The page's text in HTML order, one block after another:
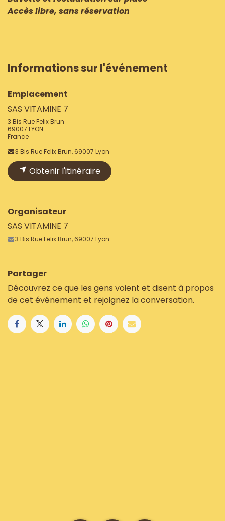
Accès libre, sans réservation
Informations sur l'événement
Emplacement
SAS VITAMINE 7
3 Bis Rue Felix Brun
69007 LYON
France
3 Bis Rue Felix Brun, 69007 Lyon
Obtenir l'itinéraire
Organisateur
SAS VITAMINE 7
3 Bis Rue Felix Brun, 69007 Lyon
Partager
Découvrez ce que les gens voient et disent à propos
de cet événement et rejoignez la conversation.